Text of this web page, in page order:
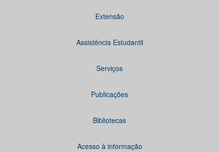
Extensão
Assistência Estudantil
Serviços
Publicações
Bibliotecas
Acesso à informação